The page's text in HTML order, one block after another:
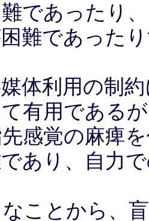
であったり
難であった
体利用の制
有用である
感覚の麻痺
あり、自力
ことから、